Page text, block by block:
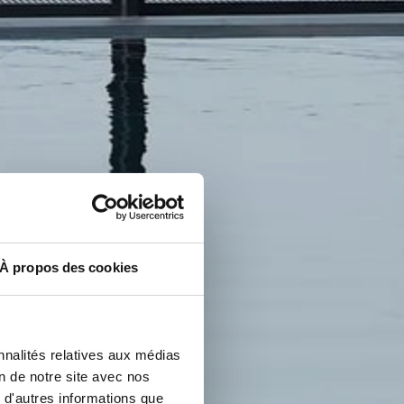
À propos des cookies
relatives aux médias
de notre site avec nos
informations que